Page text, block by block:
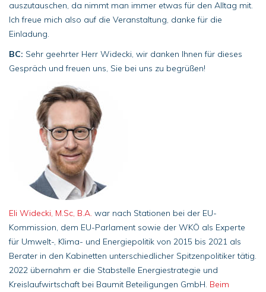
auszutauschen, da nimmt man immer etwas für den Alltag mit.
Ich freue mich also auf die Veranstaltung, danke für die
Einladung.
BC: Sehr geehrter Herr Widecki, wir danken Ihnen für dieses
Gespräch und freuen uns, Sie bei uns zu begrüßen!
Eli Widecki, M.Sc, B.A. war nach Stationen bei der EU-
Kommission, dem EU-Parlament sowie der WKÖ als Experte
für Umwelt-, Klima- und Energiepolitik von 2015 bis 2021 als
Berater in den Kabinetten unterschiedlicher Spitzenpolitiker tätig.
2022 übernahm er die Stabstelle Energiestrategie und
Kreislaufwirtschaft bei Baumit Beteiligungen GmbH. Beim